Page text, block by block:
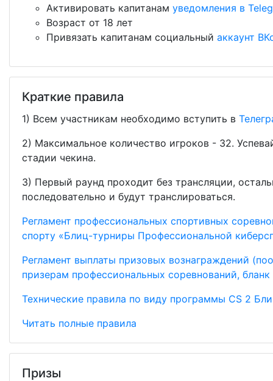
Активировать капитанам уведомления в
Возраст от 18 лет
Привязать капитанам социальный аккаунт
Краткие правила
1) Всем участникам необходимо вступить в
2) Максимальное количество игроков - 32.
стадии чекина.
3) Первый раунд проходит без трансляции,
последовательно и будут транслироваться.
Регламент профессиональных спортивных
спорту «Блиц-турниры Профессиональной
Регламент выплаты призовых вознаграждений
призерам профессиональных соревнований, бланк
Технические правила по виду программы CS 2
Читать полные правила
Призы